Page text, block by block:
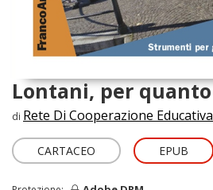
Lontani, per quanto
di Rete Di Cooperazione Educativa
CARTACEO EPUB